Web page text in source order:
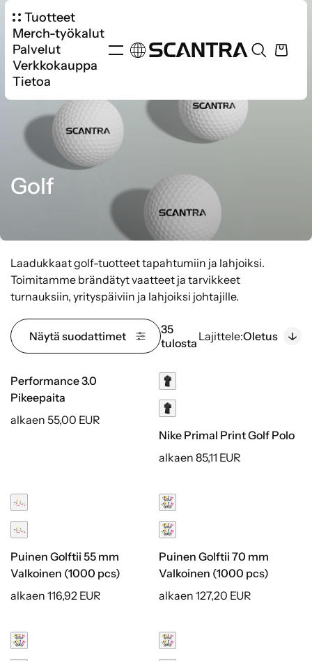
Tuotteet
Merch-työkalut
Palvelut
Verkkokauppa
Tietoa
Golf
Laadukkaat golf-tuotteet tapahtumiin ja lahjoiksi.
Toimitamme brändätyt vaatteet ja tarvikkeet
turnauksiin, yrityspäiviin ja lahjoiksi johtajille.
Näytä suodattimet
35
tulosta Lajittele:Oletus
Performance 3.0
Pikeepaita
alkaen 55,00 EUR
Nike Primal Print Golf Polo
alkaen 85,11 EUR
Puinen Golftii 55 mm
Valkoinen (1000 pcs)
alkaen 116,92 EUR
Puinen Golftii 70 mm
Valkoinen (1000 pcs)
alkaen 127,20 EUR